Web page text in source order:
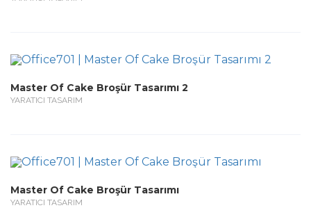
Master Of Cake Broşür Tasarımı 2
YARATICI TASARIM
Master Of Cake Broşür Tasarımı
YARATICI TASARIM